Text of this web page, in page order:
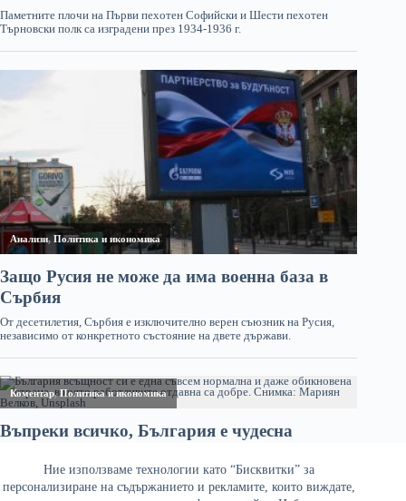
Ние използваме технологии като “Бисквитки” за
персонализиране на съдържанието и рекламите, които виждате,